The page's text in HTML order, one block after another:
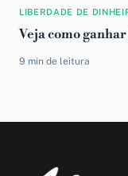
LIBERDADE DE
Veja como
9 min de leitura